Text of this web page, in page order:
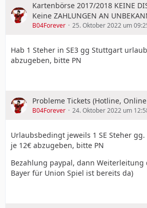
Kartenbörse 2017/2018 KEINE
Keine ZAHLUNGEN AN
B04Forever 25. Oktober 2022 um
Hab 1 Steher in SE3 gg Stuttgart
abzugeben, bitte PN
Probleme Tickets (Hotline,
B04Forever 24. Oktober 2022 um
Urlaubsbedingt jeweils 1 SE Steher
je 12€ abzugeben, bitte PN
Bezahlung paypal, dann Weiterleitung
Bayer für Union Spiel ist bereits da)